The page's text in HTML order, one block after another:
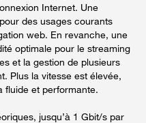
Internet. Une
des usages courants
web. En revanche, une
optimale pour le streaming
et la gestion de plusieurs
Plus la vitesse est élevée,
fluide et performante.
jusqu’à 1 Gbit/s par